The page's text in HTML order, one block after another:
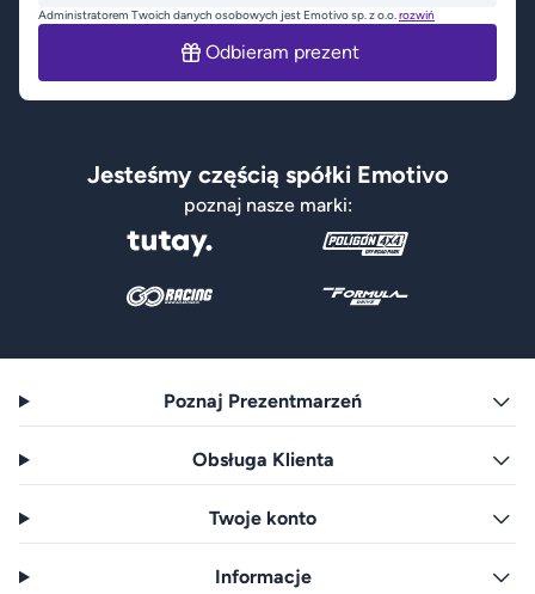
Administratorem Twoich danych osobowych jest Emotivo sp. z o.o.rozwiń
Odbieram prezent
Jesteśmy częścią spółki Emotivo
poznaj nasze marki:
Poznaj Prezentmarzeń
Obsługa Klienta
Twoje konto
Informacje